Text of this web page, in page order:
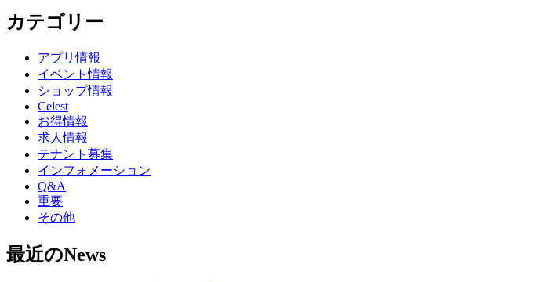
カテゴリー
アプリ情報
イベント情報
ショップ情報
Celest
お得情報
求人情報
テナント募集
インフォメーション
Q&A
重要
その他
最近のNews